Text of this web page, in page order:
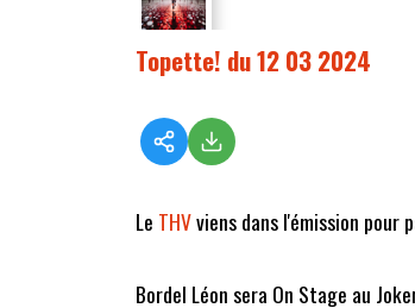
Topette! du 12 03 2024
Le THVviens dans l'émission
Bordel Léon sera On Stage au